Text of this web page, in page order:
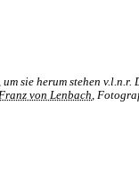
um sie herum stehen v.l.n.r.
von Lenbach,